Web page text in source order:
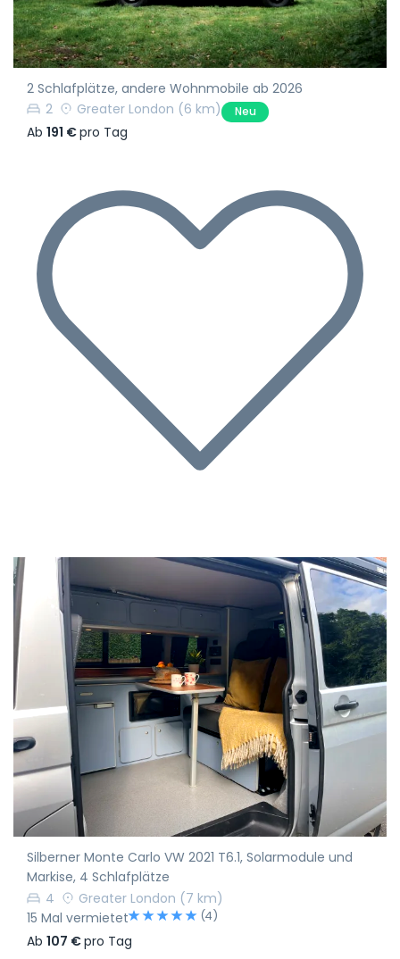
2 Schlafplätze, andere Wohnmobile ab 2026
2
Greater London (6 km) Neu
Ab 191 €pro Tag
Silberner Monte Carlo VW 2021 T6.1, Solarmodule und
Markise, 4 Schlafplätze
4
Greater London (7 km)
15 Mal vermietet
(4)
Ab 107 €pro Tag